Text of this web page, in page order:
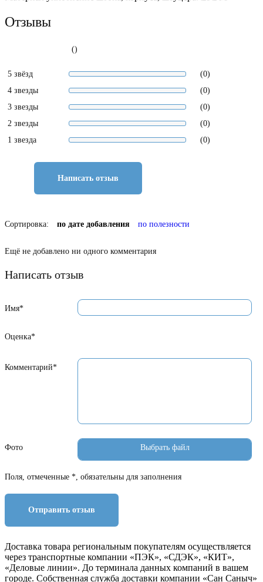
Отзывы
()
5 звёзд
(0)
4 звезды
(0)
3 звезды
(0)
2 звезды
(0)
1 звезда
(0)
Написать отзыв
Сортировка: по дате добавления по полезности
Ещё не добавлено ни одного комментария
Написать отзыв
Имя*
Оценка*
Комментарий*
Фото
Поля, отмеченные *, обязательны для заполнения
Отправить отзыв
Доставка товара региональным покупателям осуществляется
через транспортные компании «ПЭК», «СДЭК», «КИТ»,
«Деловые линии». До терминала данных компаний в вашем
городе. Собственная служба доставки компании «Сан Саныч»